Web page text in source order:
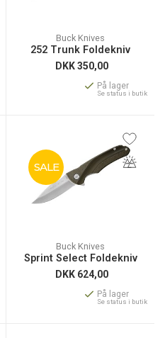
Buck Knives
252 Trunk Foldekniv
DKK350,00
På lager
Se status i butik
SALE
Buck Knives
Sprint Select Foldekniv
DKK 624,00
På lager
Se status i butik